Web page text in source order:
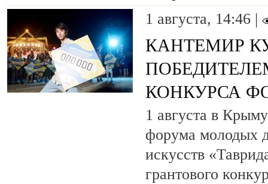
1 августа, 14:46 |
КАНТЕМИР
КОНКУРСА
1 августа в
форума молодых
искусств
грантового